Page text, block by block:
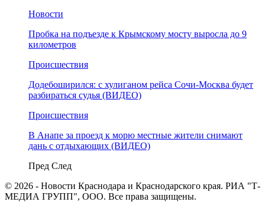
Новости
Пробка на подъезде к Крымскому мосту выросла до 9
километров
Происшествия
Додебоширился: с хулиганом рейса Сочи-Москва будет
разбираться судья (ВИДЕО)
Происшествия
В Анапе за проезд к морю местные жители снимают
дань с отдыхающих (ВИДЕО)
Пред След
© 2026 - Новости Краснодара и Краснодарского края. РИА "Т-
МЕДИА ГРУПП", ООО. Все права защищены.